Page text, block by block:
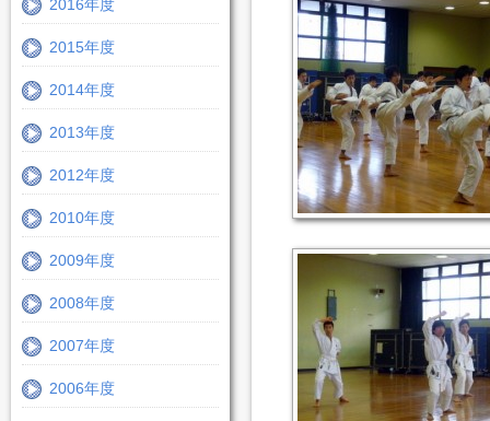
2016年度
2015年度
2014年度
2013年度
2012年度
2010年度
2009年度
2008年度
2007年度
2006年度